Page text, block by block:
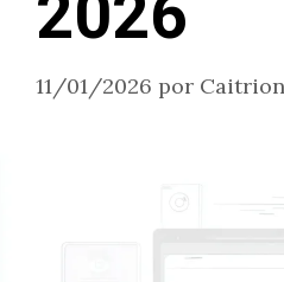
11/01/2026 por